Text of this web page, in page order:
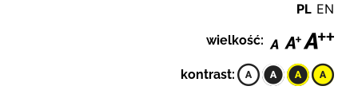
PL EN
wielkość:
kontrast: